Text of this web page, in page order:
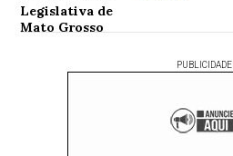
PUBLICIDADE